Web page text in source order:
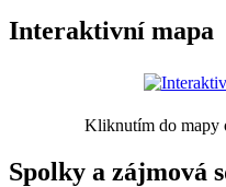
Interaktivní mapa
Kliknutím do mapy
Spolky a zájmová